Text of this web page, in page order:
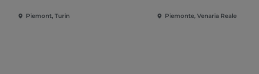
Piemont, Turin Piemonte, Venaria Reale